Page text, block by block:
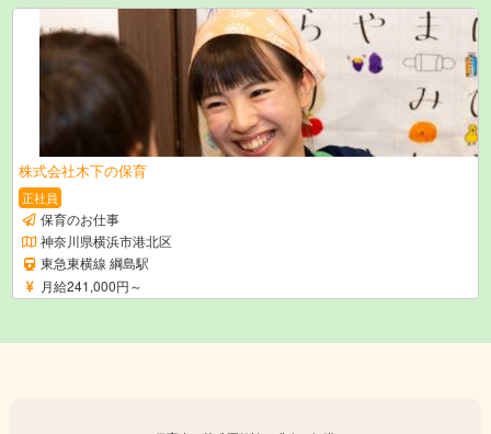
株式会社木下の保育
正社員
保育のお仕事
神奈川県横浜市港北区
東急東横線 綱島駅
月給241,000円～